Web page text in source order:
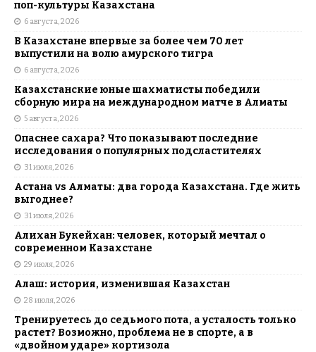
поп-культуры Казахстана
6 августа, 2026
В Казахстане впервые за более чем 70 лет
выпустили на волю амурского тигра
6 августа, 2026
Казахстанские юные шахматисты победили
сборную мира на международном матче в Алматы
5 августа, 2026
Опаснее сахара? Что показывают последние
исследования о популярных подсластителях
31 июля, 2026
Астана vs Алматы: два города Казахстана. Где жить
выгоднее?
31 июля, 2026
Алихан Букейхан: человек, который мечтал о
современном Казахстане
29 июля, 2026
Алаш: история, изменившая Казахстан
28 июля, 2026
Тренируетесь до седьмого пота, а усталость только
растет? Возможно, проблема не в спорте, а в
«двойном ударе» кортизола